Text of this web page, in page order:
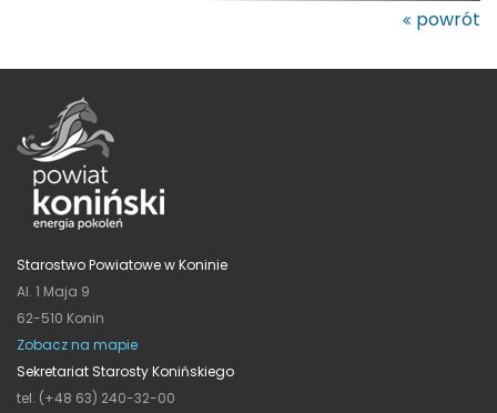
powrót
Starostwo Powiatowe w Koninie
Al. 1 Maja 9
62-510 Konin
Zobacz na mapie
Sekretariat Starosty Konińskiego
tel. (+48 63) 240-32-00